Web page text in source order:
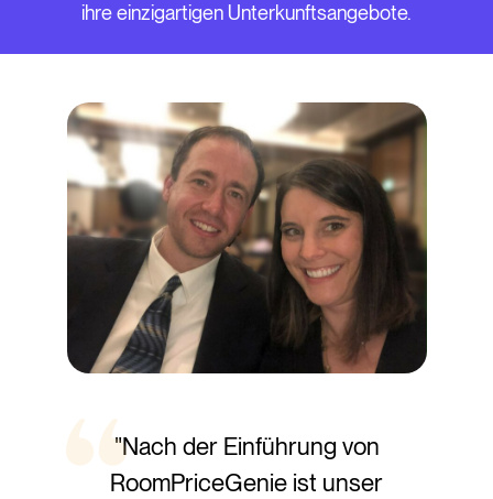
ihre einzigartigen Unterkunftsangebote.
"Nach der Einführung von
RoomPriceGenie ist unser